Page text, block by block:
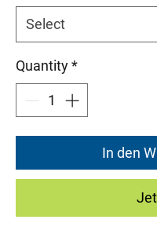
Quantity*
In den